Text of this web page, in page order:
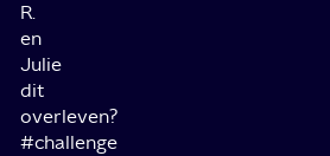
R.
en
Julie
dit
overleven?
#challenge